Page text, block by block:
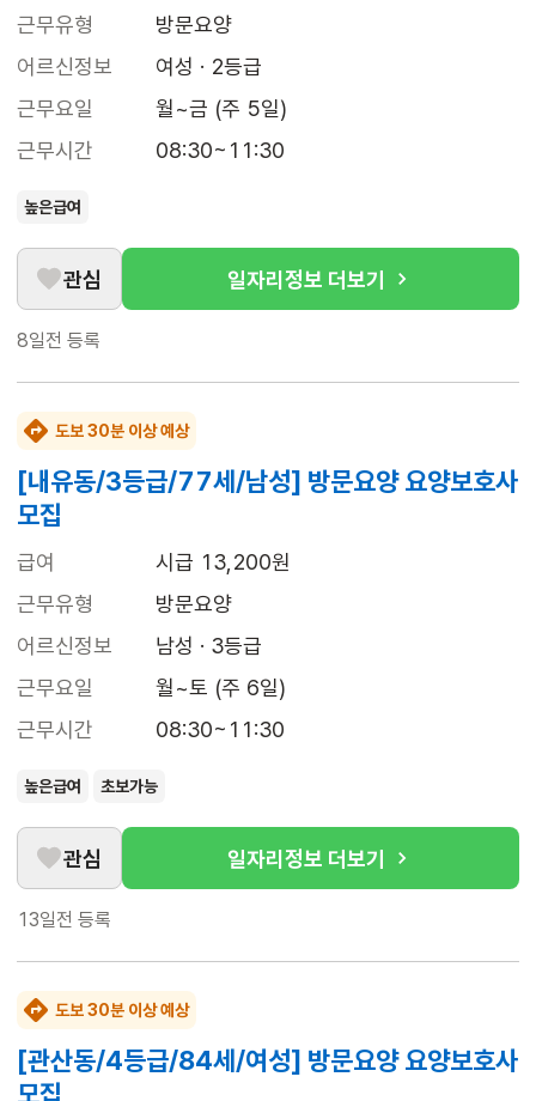
근무유형
방문요양
어르신정보
여성 · 2등급
근무요일
월~금 (주 5일)
근무시간
08:30~11:30
높은급여
관심 일자리정보 더보기
8일전 등록
도보 30분 이상 예상
[내유동/3등급/77세/남성] 방문요양 요양보호사
모집
급여
시급 13,200원
근무유형
방문요양
어르신정보
남성 · 3등급
근무요일
월~토 (주 6일)
근무시간
08:30~11:30
높은급여 초보가능
관심 일자리정보 더보기
13일전 등록
도보 30분 이상 예상
[관산동/4등급/84세/여성] 방문요양 요양보호사
모집